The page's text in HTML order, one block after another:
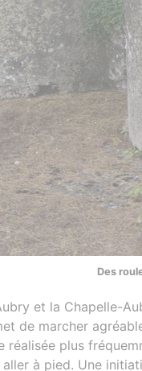
Des
et la Chapelle-
de marcher
réalisée plus
à pied. Une